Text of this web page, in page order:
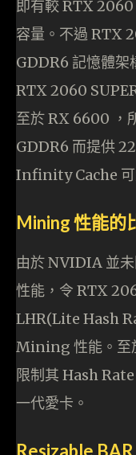
即有較 RTX 2060
容量。不過 RTX
GDDR6 記憶體架
RTX 2060
至於 RX 6600 ，
GDDR6 而提供
Infinity Cache 可
Mining 性能的
由於 NVIDIA 並
性能，令 RTX
LHR(Lite Hash
Mining 性能。至
限制其 Hash
一代愛卡。